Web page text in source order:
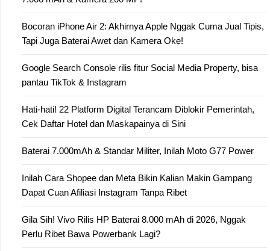
Bocoran iPhone Air 2: Akhirnya Apple Nggak Cuma Jual Tipis,
Tapi Juga Baterai Awet dan Kamera Oke!
Google Search Console rilis fitur Social Media Property, bisa
pantau TikTok & Instagram
Hati-hati! 22 Platform Digital Terancam Diblokir Pemerintah,
Cek Daftar Hotel dan Maskapainya di Sini
Baterai 7.000mAh & Standar Militer, Inilah Moto G77 Power
Inilah Cara Shopee dan Meta Bikin Kalian Makin Gampang
Dapat Cuan Afiliasi Instagram Tanpa Ribet
Gila Sih! Vivo Rilis HP Baterai 8.000 mAh di 2026, Nggak
Perlu Ribet Bawa Powerbank Lagi?